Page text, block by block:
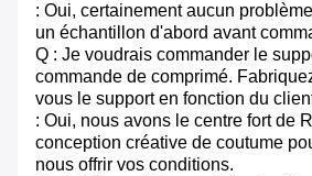
: Oui, certainement aucun
un échantillon d'abord avant
Q : Je voudrais commander le
commande de comprimé.
vous le support en fonction du
: Oui, nous avons le centre fort de
conception créative de coutume
nous offrir vos conditions.